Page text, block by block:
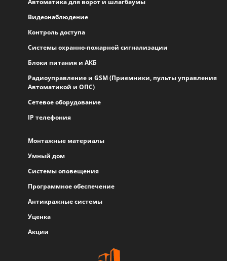
Автоматика для ворот и шлагбаумы
Видеонаблюдение
Контроль доступа
Системы охранно-пожарной сигнализации
Блоки питания и АКБ
Радиоуправление и GSM (Приемники, пульты управления
Автоматикой и ОПС)
Сетевое оборудование
IP телефония
Монтажные материалы
Умный дом
Системы оповещения
Программное обеспечение
Антикражные системы
Уценка
Акции